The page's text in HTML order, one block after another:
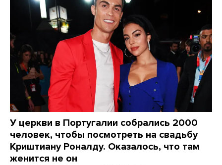
У церкви в Португалии собрались 2000
человек, чтобы посмотреть на свадьбу
Криштиану Роналду. Оказалось, что там
женится не он